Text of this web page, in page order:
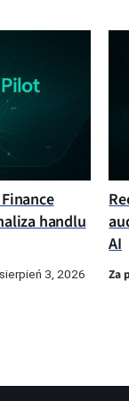
handlu
sierpień 3, 2026
AI
Za